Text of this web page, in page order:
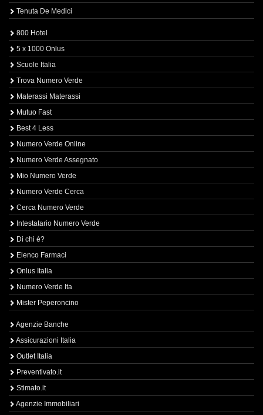
Tenuta De Medici
800 Hotel
5 x 1000 Onlus
Scuole Italia
Trova Numero Verde
Materassi Materassi
Mutuo Fast
Best 4 Less
Numero Verde Online
Numero Verde Assegnato
Mio Numero Verde
Numero Verde Cerca
Cerca Numero Verde
Intestatario Numero Verde
Di chi è?
Elenco Farmaci
Onlus Italia
Numero Verde Ita
Mister Peperoncino
Agenzie Banche
Assicurazioni Italia
Outlet Italia
Preventivato.it
Stimato.it
Agenzie Immobiliari